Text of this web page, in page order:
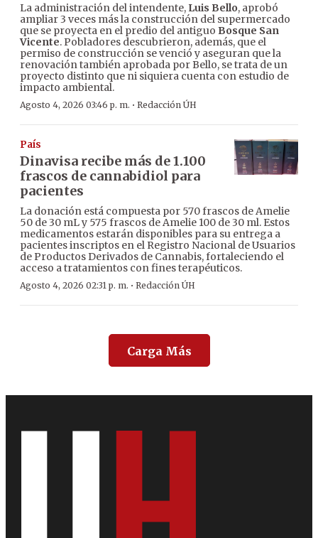
La administración del intendente, Luis Bello, aprobó
ampliar 3 veces más la construcción del supermercado
que se proyecta en el predio del antiguo Bosque San
Vicente. Pobladores descubrieron, además, que el
permiso de construcción se venció y aseguran que la
renovación también aprobada por Bello, se trata de un
proyecto distinto que ni siquiera cuenta con estudio de
impacto ambiental.
Agosto 4, 2026 03:46 p. m. · Redacción ÚH
País
Dinavisa recibe más de 1.100
frascos de cannabidiol para
pacientes
La donación está compuesta por 570 frascos de Amelie
50 de 30 mL y 575 frascos de Amelie 100 de 30 ml. Estos
medicamentos estarán disponibles para su entrega a
pacientes inscriptos en el Registro Nacional de Usuarios
de Productos Derivados de Cannabis, fortaleciendo el
acceso a tratamientos con fines terapéuticos.
Agosto 4, 2026 02:31 p. m. · Redacción ÚH
Carga Más